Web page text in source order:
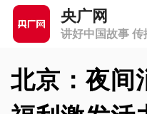
央广网
讲好中国故事
北京：夜间